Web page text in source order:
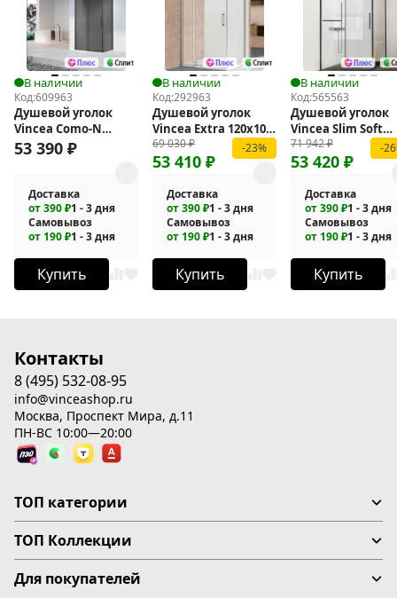
В наличии
Код:609963
Душевой уголок
Vincea Como-N
130х80 VSR-
53 390 ₽
Доставка
от 390 ₽1 - 3 дня
Самовывоз
от 190 ₽1 - 3 дня
Купить
В наличии
Код:292963
Душевой уголок
Vincea Extra 120х100
VSR-1E111210CL
69 030₽
53 410 ₽
-23%
Доставка
от 390 ₽1 - 3 дня
Самовывоз
от 190 ₽1 - 3 дня
Купить
В наличии
Код:565563
Душевой уголок
Vincea Slim Soft
140x80 VSR-
1SS8014CLGM
71 942₽
53 420 ₽
-
Доставка
от 390 ₽1 - 3 дня
Самовывоз
от 190 ₽1 - 3 дня
Купить
Контакты
8 (495) 532-08-95
info@vinceashop.ru
Москва, Проспект Мира, д.11
ПН-ВС 10:00—20:00
ТОП категории
ТОП Коллекции
Для покупателей